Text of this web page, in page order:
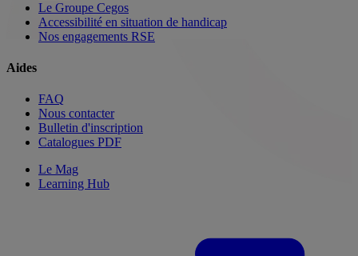
Le Groupe Cegos
Accessibilité en situation de handicap
Nos engagements RSE
Aides
FAQ
Nous contacter
Bulletin d'inscription
Catalogues PDF
Le Mag
Learning Hub